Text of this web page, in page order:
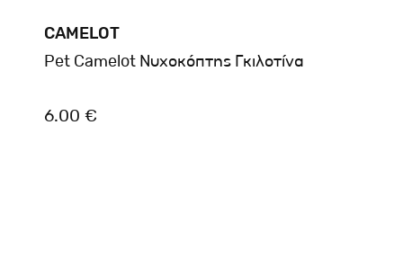
CAMELOT
Pet Camelot Νυχοκόπτης Γκιλοτίνα
6.00 €